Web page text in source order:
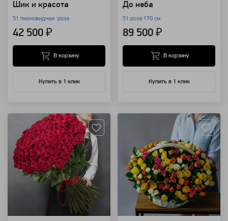
Шик и красота
51 пионовидная роза
42 500 ₽
Купить в 1 клик
В корзину
До неба
51 роза 170 см
89 500 ₽
Купить в 1 клик
В корзину